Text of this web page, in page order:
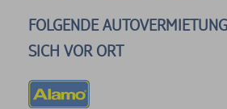
FOLGENDE
SICH VOR ORT